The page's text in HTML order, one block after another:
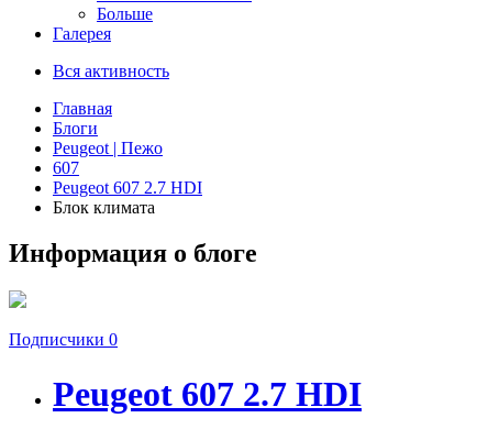
Больше
Галерея
Вся активность
Главная
Блоги
Peugeot | Пежо
607
Peugeot 607 2.7 HDI
Блок климата
Информация о блоге
Подписчики 0
Peugeot 607 2.7 HDI